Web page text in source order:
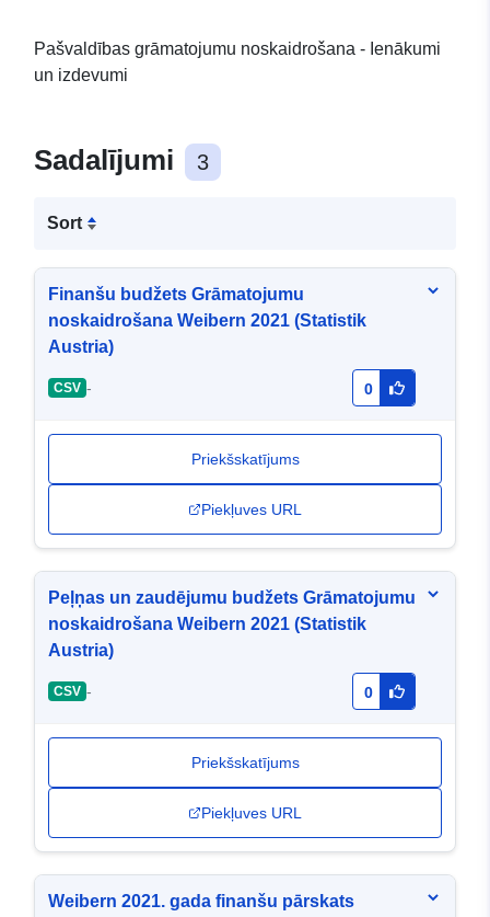
Pašvaldības grāmatojumu noskaidrošana - Ienākumi
un izdevumi
Sadalījumi 3
Sort
Finanšu budžets Grāmatojumu
noskaidrošana Weibern 2021 (Statistik
Austria)
CSV - 0
Priekšskatījums
Piekļuves URL
Peļņas un zaudējumu budžets Grāmatojumu
noskaidrošana Weibern 2021 (Statistik
Austria)
CSV - 0
Priekšskatījums
Piekļuves URL
Weibern 2021. gada finanšu pārskats